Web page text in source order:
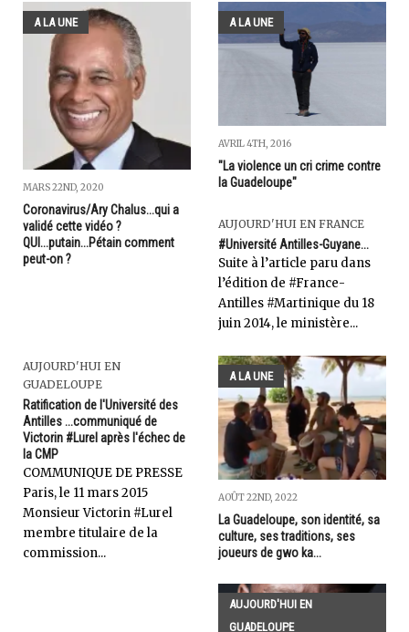
A LA UNE
MARS 22ND, 2020
Coronavirus/Ary Chalus...qui a
validé cette vidéo ?
QUI...putain...Pétain comment
peut-on ?
A LA UNE
AVRIL 4TH, 2016
"La violence un cri crime contre
la Guadeloupe"
AUJOURD'HUI EN FRANCE
#Université Antilles-Guyane...
Suite à l’article paru dans
l’édition de #France-
Antilles #Martinique du 18
juin 2014, le ministère...
AUJOURD'HUI EN
GUADELOUPE
Ratification de l'Université des
Antilles ...communiqué de
Victorin #Lurel après l'échec de
la CMP
COMMUNIQUE DE PRESSE
Paris, le 11 mars 2015
Monsieur Victorin #Lurel
membre titulaire de la
commission...
A LA UNE
AOÛT 22ND, 2022
La Guadeloupe, son identité, sa
culture, ses traditions, ses
joueurs de gwo ka...
AUJOURD'HUI EN
GUADELOUPE